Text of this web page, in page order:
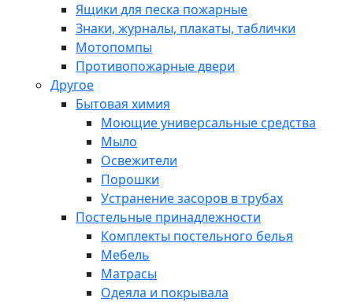
Ящики для песка пожарные
Знаки, журналы, плакаты, таблички
Мотопомпы
Противопожарные двери
Другое
Бытовая химия
Моющие универсальные средства
Мыло
Освежители
Порошки
Устранение засоров в трубах
Постельные принадлежности
Комплекты постельного белья
Мебель
Матрасы
Одеяла и покрывала